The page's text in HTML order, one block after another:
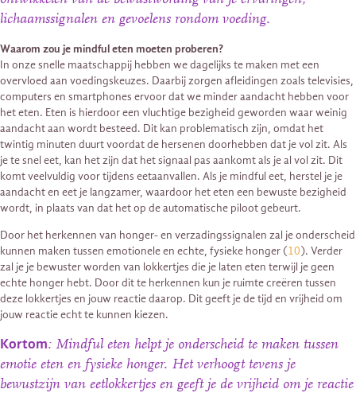
lichaamssignalen en gevoelens rondom voeding.
Waarom zou je mindful eten moeten proberen?
In onze snelle maatschappij hebben we dagelijks te maken met een
overvloed aan voedingskeuzes. Daarbij zorgen afleidingen zoals televisies,
computers en smartphones ervoor dat we minder aandacht hebben voor
het eten. Eten is hierdoor een vluchtige bezigheid geworden waar weinig
aandacht aan wordt besteed. Dit kan problematisch zijn, omdat het
twintig minuten duurt voordat de hersenen doorhebben dat je vol zit. Als
je te snel eet, kan het zijn dat het signaal pas aankomt als je al vol zit. Dit
komt veelvuldig voor tijdens eetaanvallen. Als je mindful eet, herstel je je
aandacht en eet je langzamer, waardoor het eten een bewuste bezigheid
wordt, in plaats van dat het op de automatische piloot gebeurt.
Door het herkennen van honger- en verzadingssignalen zal je onderscheid
kunnen maken tussen emotionele en echte, fysieke honger (10). Verder
zal je je bewuster worden van lokkertjes die je laten eten terwijl je geen
echte honger hebt. Door dit te herkennen kun je ruimte creëren tussen
deze lokkertjes en jouw reactie daarop. Dit geeft je de tijd en vrijheid om
jouw reactie echt te kunnen kiezen.
Kortom: Mindful eten helpt je onderscheid te maken tussen
emotie eten en fysieke honger. Het verhoogt tevens je
bewustzijn van eetlokkertjes en geeft je de vrijheid om je reactie